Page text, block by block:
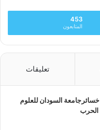
453
المتابعون
تعليقات
خسائرجامعة السودان للعلوم
الحرب